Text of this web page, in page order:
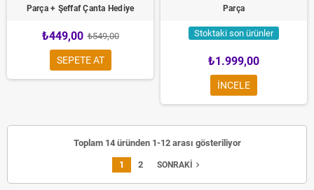
Parça + Şeffaf Çanta Hediye
₺449,00 ₺549,00
SEPETE AT
Parça
Stoktaki son ürünler
₺1.999,00
INCELE
Toplam 14 üründen 1-12 arası gösteriliyor
1 2 SONRAKI navigate_next